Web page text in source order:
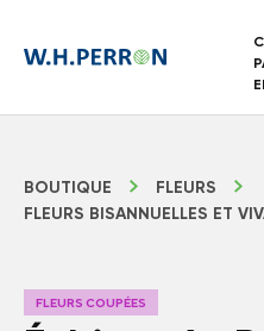
BOUTIQUE
FLEURS
FLEURS BISANNUELLES ET
FLEURS COUPÉES